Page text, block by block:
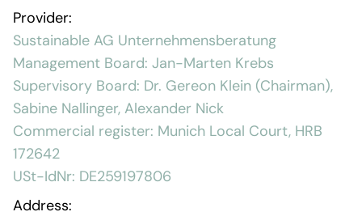
Shaping Transformation
Implementing Sustainability
Communicating Impact
Ensuring Compliance
References
About Us
Regional presence
Values and vision
Awards
Provider:
Sustainable AG Unternehmensberatung
Management Board: Jan-Marten Krebs
Supervisory Board: Dr. Gereon Klein (Chairman),
Sabine Nallinger, Alexander Nick
Commercial register: Munich Local Court, HRB
172642
USt-IdNr: DE259197806
Address: